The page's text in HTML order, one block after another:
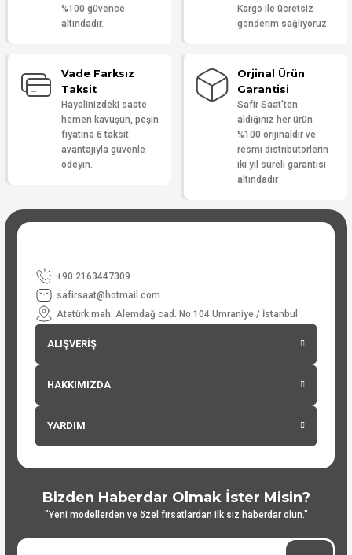
%100 güvence
altındadır.
Kargo ile ücretsiz
gönderim sağlıyoruz.
Vade Farksız
Taksit
Hayalinizdeki saate
hemen kavuşun, peşin
fiyatına 6 taksit
avantajıyla güvenle
ödeyin.
Orjinal Ürün
Garantisi
Safir Saat'ten
aldığınız her ürün
%100 orijinaldir ve
resmi distribütörlerin
iki yıl süreli garantisi
altındadır
+90 2163447309
safirsaat@hotmail.com
Atatürk mah. Alemdağ cad. No 104 Ümraniye / İstanbul
ALIŞVERİŞ
HAKKIMIZDA
YARDIM
Bizden Haberdar Olmak İster Misin?
"Yeni modellerden ve özel fırsatlardan ilk siz haberdar olun."